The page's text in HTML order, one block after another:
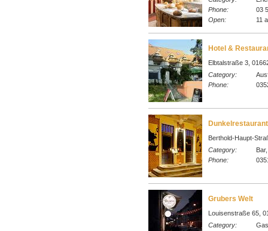
Phone:
03
Open:
11
Hotel &
Elbtalstraße 3,
Category:
Phone:
Berthold-Haupt-
Category:
Phone:
Grubers Welt
Louisenstraße 65,
Category: